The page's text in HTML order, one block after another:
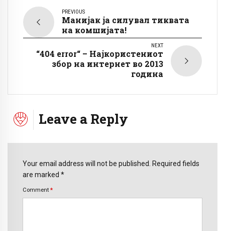
PREVIOUS
Манијак ја силувал тиквата
на комшијата!
NEXT
“404 error“ – Најкористениот
збор на интернет во 2013
година
Leave a Reply
Your email address will not be published. Required fields
are marked *
Comment *